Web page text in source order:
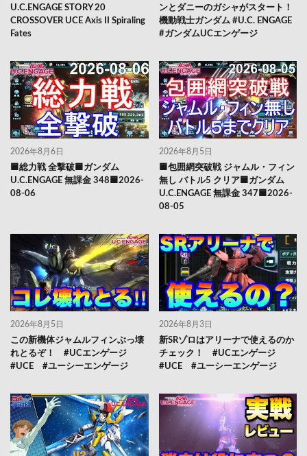
U.C.ENGAGE STORY 20
CROSSOVER UCE Axis II Spiraling
Fates
ンとダニーのガシャがスタート！
機動戦士ガンダム #U.C. ENGAGE
#ガンダムUCエンゲージ
2026年8月6日
🟦総力戦 全撃破🟦ガンダム
U.C.ENGAGE 無課金 348🟦2026-
08-06
2026年8月5日
🟦包囲網突破戦 ジャムル・フィン
無し バトル5 クリア🟦ガンダム
U.C.ENGAGE 無課金 347🟦2026-
08-05
2026年8月5日
この新機体ジャムルフィンぶっ壊
れとるぞ！ #UCエンゲージ
#UCE #ユーシーエンゲージ
2026年8月3日
新SRゾロはアリーナで使えるのか
チェック！ #UCエンゲージ
#UCE #ユーシーエンゲージ